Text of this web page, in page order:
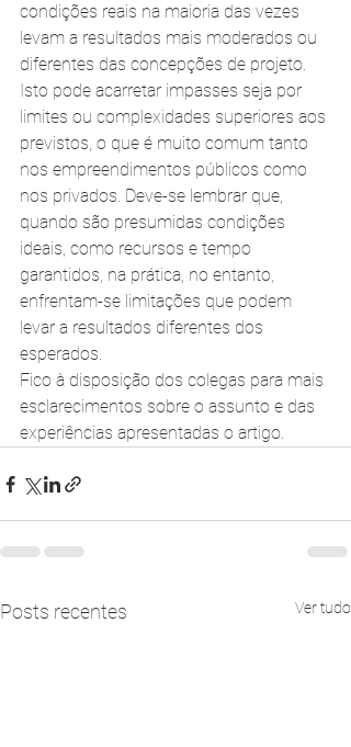
condições reais na maioria das vezes
levam a resultados mais moderados ou
diferentes das concepções de projeto.
Isto pode acarretar impasses seja por
limites ou complexidades superiores aos
previstos, o que é muito comum tanto
nos empreendimentos públicos como
nos privados. Deve-se lembrar que,
quando são presumidas condições
ideais, como recursos e tempo
garantidos, na prática, no entanto,
enfrentam-se limitações que podem
levar a resultados diferentes dos
esperados.
Fico à disposição dos colegas para mais
esclarecimentos sobre o assunto e das
experiências apresentadas o artigo.
Posts recentes Ver tudo